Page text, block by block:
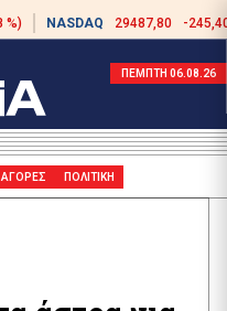
%) NASDAQ 29487,80 -
ΠΕΜΠΤΗ 06.08.26
ΑΓΟΡΕΣ ΠΟΛΙΤΙΚΗ